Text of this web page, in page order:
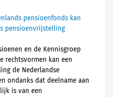
pensioenfonds kan
pensioenvrijstelling
en de Kennisgroep
rechtsvormen kan een
de Nederlandse
ondanks dat deelname aan
is van een